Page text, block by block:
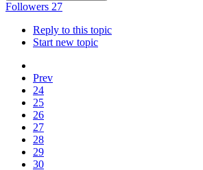
Followers 27
Reply to this topic
Start new topic
Prev
24
25
26
27
28
29
30